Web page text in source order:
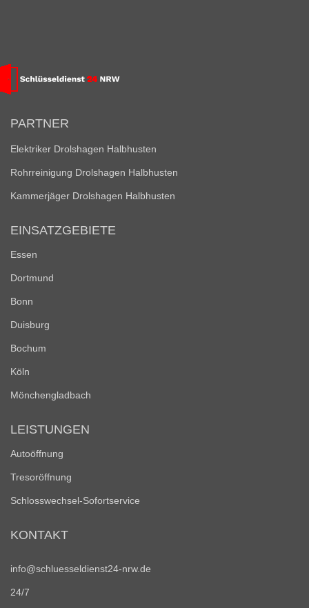
PARTNER
Elektriker Drolshagen Halbhusten
Rohrreinigung Drolshagen Halbhusten
Kammerjäger Drolshagen Halbhusten
EINSATZGEBIETE
Essen
Dortmund
Bonn
Duisburg
Bochum
Köln
Mönchengladbach
LEISTUNGEN
Autoöffnung
Tresoröffnung
Schlosswechsel-Sofortservice
KONTAKT
info@schluesseldienst24-nrw.de
24/7